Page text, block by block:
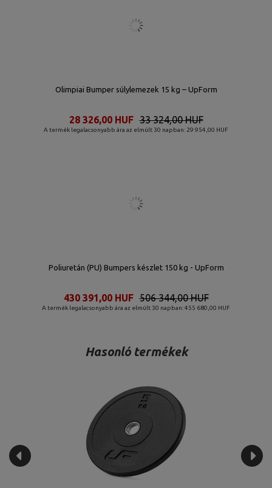
Olimpiai Bumper súlylemezek 15 kg – UpForm
A termék legalacsonyabb ára az elmúlt 30 napban: 29 954,00 HUF
33 324,00 HUF
28 326,00 HUF
Poliuretán (PU) Bumpers készlet 150 kg - UpForm
A termék legalacsonyabb ára az elmúlt 30 napban: 455 680,00 HUF
506 344,00 HUF
430 391,00 HUF
Hasonló termékek